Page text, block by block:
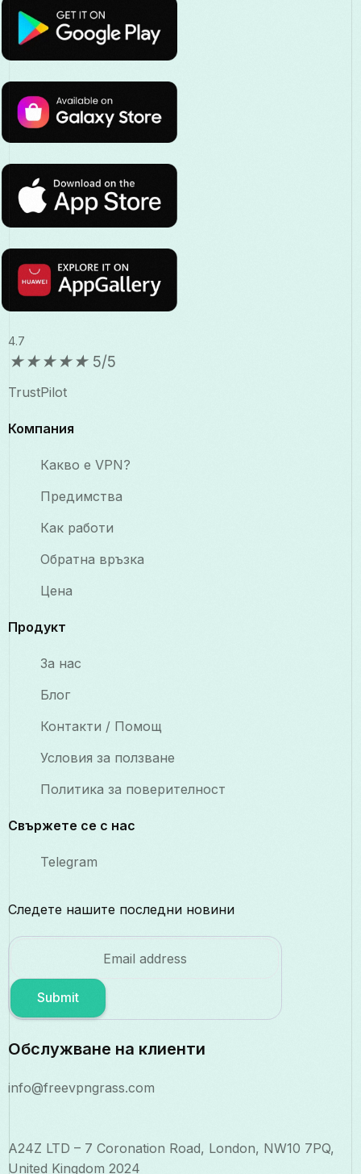
4.7
★★★★★ 5/5
TrustPilot
Компания
Какво е VPN?
Предимства
Как работи
Обратна връзка
Цена
Продукт
За нас
Блог
Контакти / Помощ
Условия за ползване
Политика за поверителност
Свържете се с нас
Telegram
Следете нашите последни новини
Submit
Обслужване на клиенти
info@freevpngrass.com
A24Z LTD – 7 Coronation Road, London, NW10 7PQ,
United Kingdom 2024